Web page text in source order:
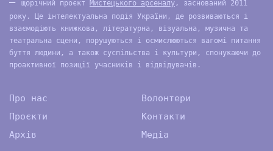
щорічний проєкт Мистецького арсеналу , заснований 2011
року. Це інтелектуальна подія України, де розвиваються і
взаємодіють книжкова, літературна, візуальна, музична та
театральна сцени, порушуються і осмислюються вагомі питання
буття людини, а також суспільства і культури, спонукаючи до
проактивної позиції учасників і відвідувачів.
Про нас
Проєкти
Архів
Волонтери
Контакти
Медіа